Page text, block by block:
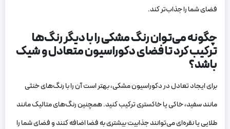
فضای شما را جذاب‌تر کند.
چگونه می‌توان رنگ مشکی را با دیگر رنگ‌ها
ترکیب کرد تا فضای دکوراسیون متعادل و شیک
باشد؟
برای ایجاد تعادل در دکوراسیون مشکی، بهتر است آن را با رنگ‌های خنثی
مانند سفید، خاکی یا خاکستری ترکیب کنید. همچنین رنگ‌های متالیک مانند
طلایی یا نقره‌ای می‌توانند جذابیت بیشتری به فضا اضافه کنند و فضای شما را